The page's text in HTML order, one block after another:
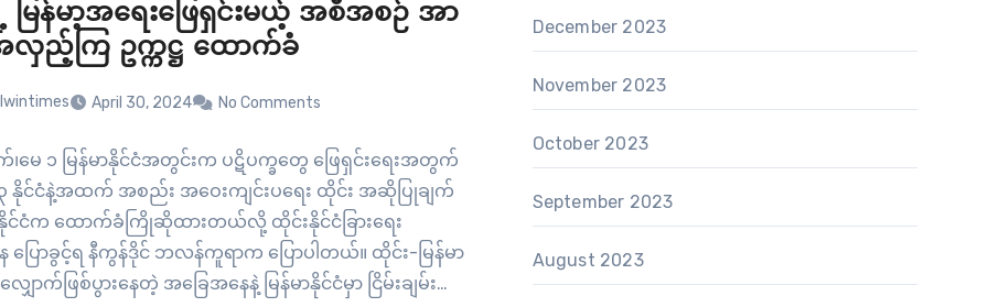
မြန်မာ့အရေးဖြေရှင်းမယ့် အစီအစဉ် အာ
ည့်ကြ ဥက္ကဋ္ဌ ထောက်ခံ
April 30, 2024 No Comments
မေ ၁ မြန်မာနိုင်ငံအတွင်းက ပဋိပက္ခတွေ ဖြေရှင်းရေးအတွက်
င်ငံနဲ့အထက် အစည်း အဝေးကျင်းပရေး ထိုင်း အဆိုပြုချက်
ငံက ထောက်ခံကြိုဆိုထားတယ်လို့ ထိုင်းနိုင်ငံခြားရေး
န ပြောခွင့်ရ နီကွန်ဒိုင် ဘလန်ကူရာက ပြောပါတယ်။ ထိုင်း-မြန်မာ
ာက်ဖြစ်ပွားနေတဲ့ အခြေအနေနဲ့ မြန်မာနိုင်ငံမှာ ငြိမ်းချမ်းရေး
December 2023
November 2023
October 2023
September 2023
August 2023